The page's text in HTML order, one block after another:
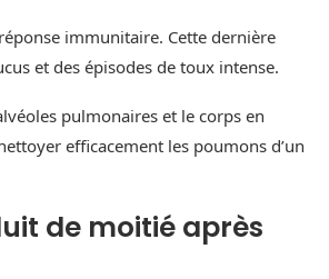
immunitaire. Cette dernière
et des épisodes de toux intense.
pulmonaires et le corps en
efficacement les poumons d’un
de moitié après